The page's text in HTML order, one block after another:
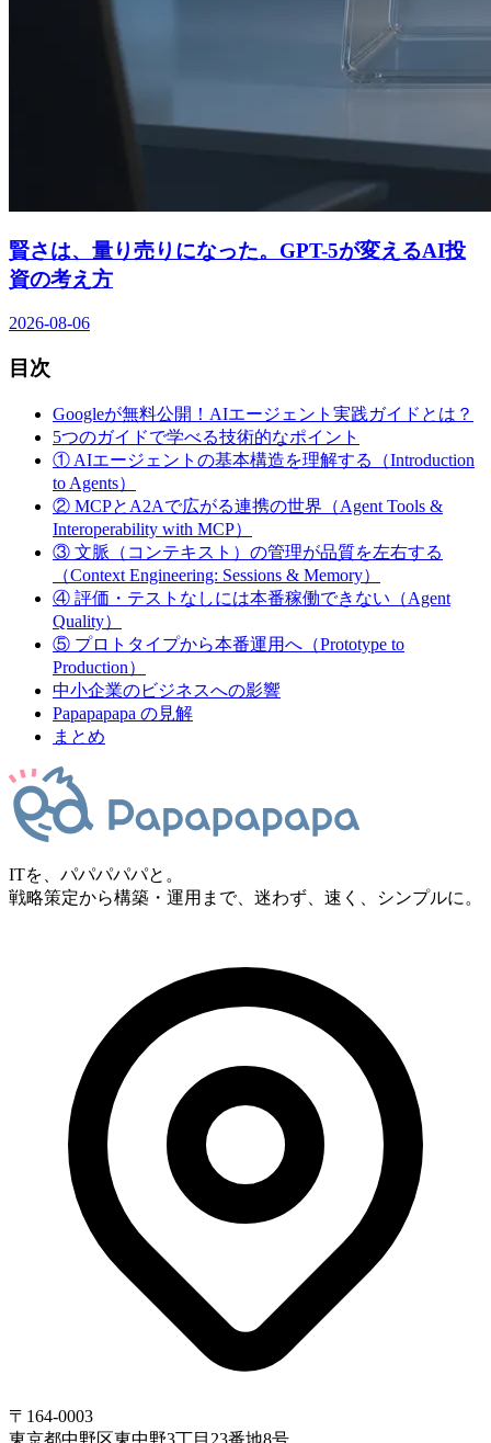
賢さは、量り売りになった。GPT-5が変えるAI投
資の考え方
2026-08-06
目次
Googleが無料公開！AIエージェント実践ガイドとは？
5つのガイドで学べる技術的なポイント
① AIエージェントの基本構造を理解する（Introduction
to Agents）
② MCPとA2Aで広がる連携の世界（Agent Tools &
Interoperability with MCP）
③ 文脈（コンテキスト）の管理が品質を左右する
（Context Engineering: Sessions & Memory）
④ 評価・テストなしには本番稼働できない（Agent
Quality）
⑤ プロトタイプから本番運用へ（Prototype to
Production）
中小企業のビジネスへの影響
Papapapapa の見解
まとめ
ITを、パパパパパと。
戦略策定から構築・運用まで、迷わず、速く、シンプルに。
〒164-0003
東京都中野区東中野3丁目23番地8号